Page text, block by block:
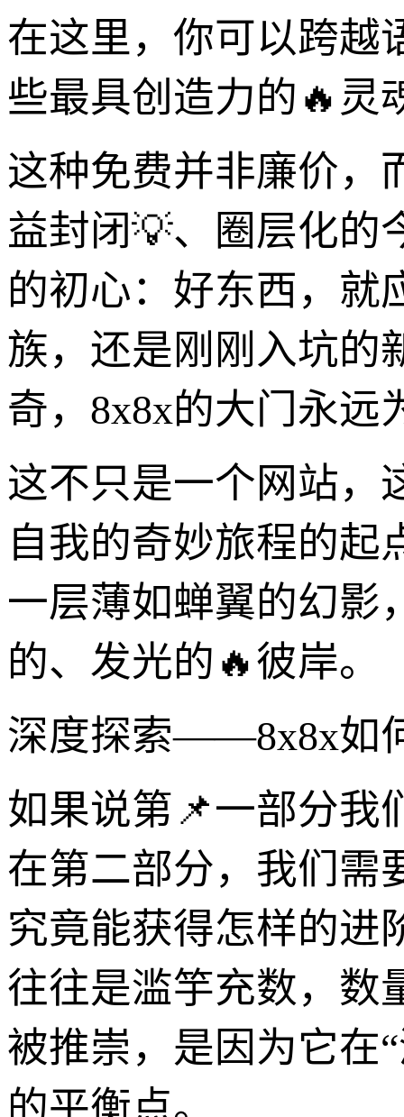
在这里，你可以跨越
些最具创造力的🔥灵
这种免费并非廉价，
益封闭💡、圈层化的
的初心：好东西，就
族，还是刚刚入坑的
奇，8x8x的大门永远
这不只是一个网站，
自我的奇妙旅程的起
一层薄如蝉翼的幻影
的、发光的🔥彼岸。
深度探索——8x8x如
如果说第📌一部分我
在第二部分，我们需
究竟能获得怎样的进
往往是滥竽充数，数
被推崇，是因为它在
的平衡点。